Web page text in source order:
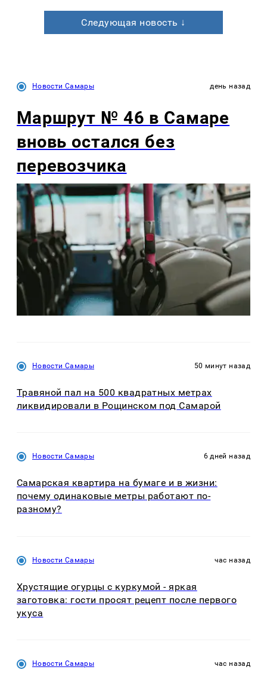
Следующая новость ↓
Новости Самары день назад
Маршрут № 46 в Самаре
вновь остался без
перевозчика
Новости Самары 50 минут назад
Травяной пал на 500 квадратных метрах
ликвидировали в Рощинском под Самарой
Новости Самары 6 дней назад
Самарская квартира на бумаге и в жизни:
почему одинаковые метры работают по-
разному?
Новости Самары час назад
Хрустящие огурцы с куркумой - яркая
заготовка: гости просят рецепт после первого
укуса
Новости Самары час назад